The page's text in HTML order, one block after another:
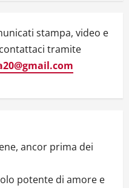
stampa, video e
tramite
ancor prima dei
potente di amore e